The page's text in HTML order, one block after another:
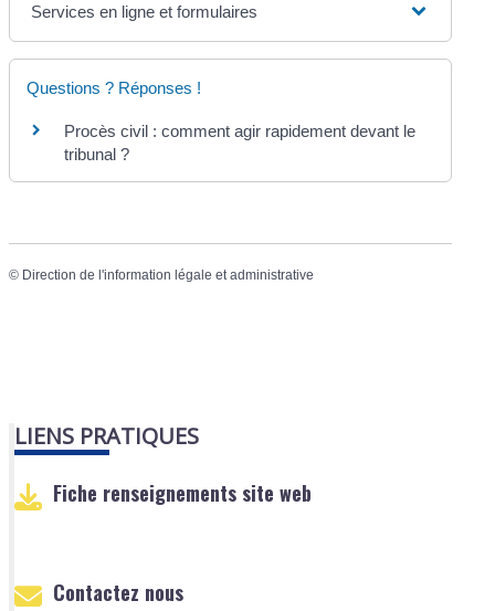
Services en ligne et formulaires
Questions ? Réponses !
Procès civil : comment agir rapidement devant le
tribunal ?
© Direction de l'information légale et administrative
LIENS PRATIQUES
Fiche renseignements site web
Contactez nous